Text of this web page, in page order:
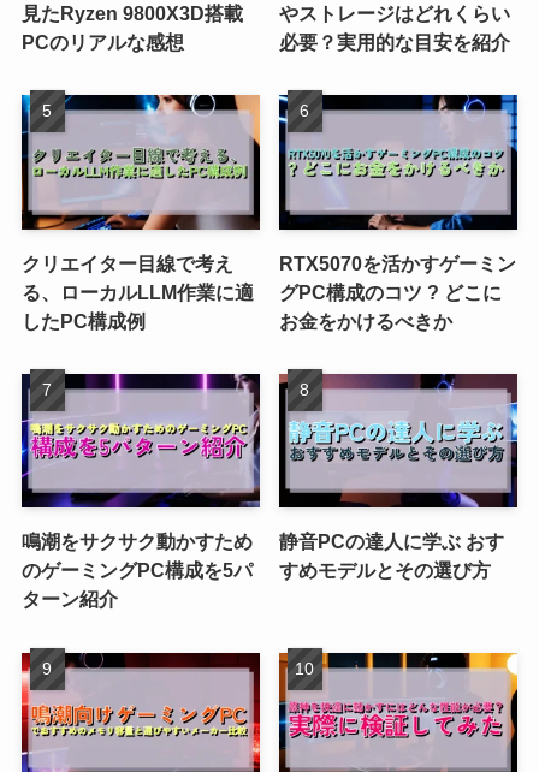
見たRyzen 9800X3D搭載
PCのリアルな感想
やストレージはどれくらい
必要？実用的な目安を紹介
クリエイター目線で考え
る、ローカルLLM作業に適
したPC構成例
RTX5070を活かすゲーミン
グPC構成のコツ ? どこに
お金をかけるべきか
鳴潮をサクサク動かすため
のゲーミングPC構成を5パ
ターン紹介
静音PCの達人に学ぶ おす
すめモデルとその選び方